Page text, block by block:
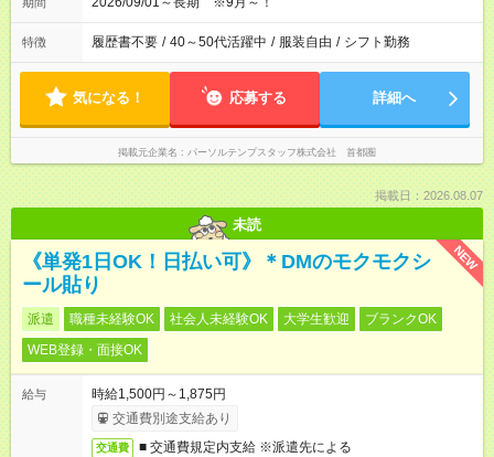
特徴 履歴書不要 / 40～50代活躍中 / 服装自由 / シフト勤務
気になる！ 応募する 詳細へ
掲載元企業名 パーソルテンプスタッフ株式会社 首都圏
掲載日：2026.08.07
未読
NEW
《単発1日OK！日払い可》＊DMのモクモクシ
ール貼り
派遣 職種未経験OK 社会人未経験OK 大学生歓迎
ブランクOK
WEB登録・面接OK
給与
時給1,500円～1,875円
交通費別途支給あり
交通費 ■ 交通費規定内支給 ※派遣先による